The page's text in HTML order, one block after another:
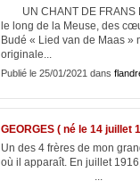
UN CHANT DE FRANS
le long de la Meuse, des
Budé « Lied van de Maas »
originale...
Publié le 25/01/2021 dans
GEORGES ( né le 14 juillet
Un des 4 frères de mon
où il apparaît. En juillet
...